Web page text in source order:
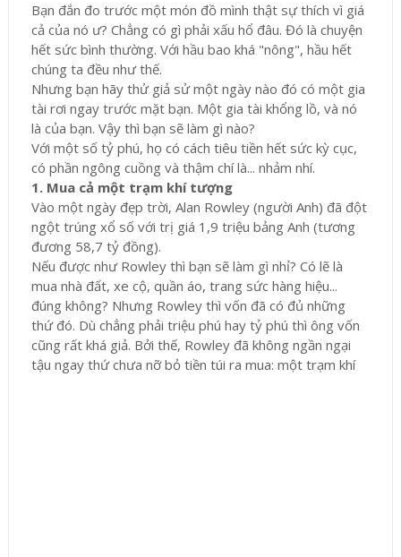
Bạn đắn đo trước một món đồ mình thật sự thích vì giá
cả của nó ư? Chẳng có gì phải xấu hổ đâu. Đó là chuyện
hết sức bình thường. Với hầu bao khá "nông", hầu hết
chúng ta đều như thế.
Nhưng bạn hãy thử giả sử một ngày nào đó có một gia
tài rơi ngay trước mặt bạn. Một gia tài khổng lồ, và nó
là của bạn. Vậy thì bạn sẽ làm gì nào?
Với một số tỷ phú, họ có cách tiêu tiền hết sức kỳ cục,
có phần ngông cuồng và thậm chí là... nhảm nhí.
1. Mua cả một trạm khí tượng
Vào một ngày đẹp trời, Alan Rowley (người Anh) đã đột
ngột trúng xổ số với trị giá 1,9 triệu bảng Anh (tương
đương 58,7 tỷ đồng).
Nếu được như Rowley thì bạn sẽ làm gì nhỉ? Có lẽ là
mua nhà đất, xe cộ, quần áo, trang sức hàng hiệu...
đúng không? Nhưng Rowley thì vốn đã có đủ những
thứ đó. Dù chẳng phải triệu phú hay tỷ phú thì ông vốn
cũng rất khá giả. Bởi thế, Rowley đã không ngần ngại
tậu ngay thứ chưa nỡ bỏ tiền túi ra mua: một trạm khí